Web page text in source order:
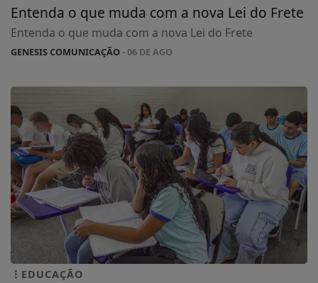
Entenda o que muda com a nova Lei do Frete
Entenda o que muda com a nova Lei do Frete
GENESIS COMUNICAÇÃO- 06 DE AGO
EDUCAÇÃO